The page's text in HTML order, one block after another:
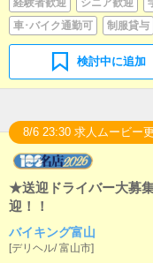
車･バイク通勤可
制服貸与
検討中に追加
8/6 23:30 求人ムービー
★送迎ドライバー大募
迎！！
バイキング富山
[デリヘル/富山市]